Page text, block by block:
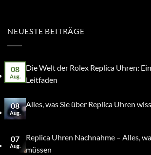
NEUESTE BEITRÄGE
08
Aug.
Die Welt der Rolex Replica Uhren:
Leitfaden
08
Aug.
Alles, was Sie über Replica Uhren
07
Aug.
Replica Uhren Nachnahme – Alles,
müssen